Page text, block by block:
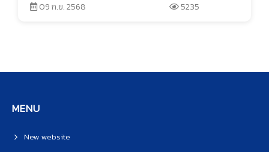
09 ก.ย. 2568 5235
MENU
New website